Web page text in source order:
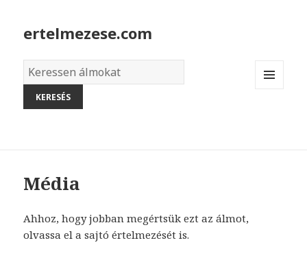
ertelmezese.com
Álmok
szótára
Média
Ahhoz, hogy jobban megértsük ezt az álmot,
olvassa el a sajtó értelmezését is.